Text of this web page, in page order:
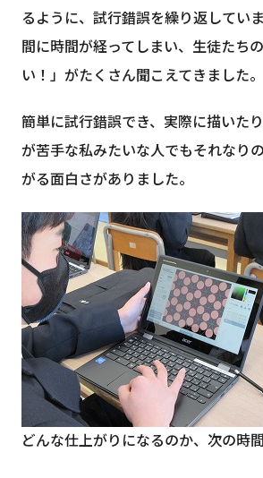
るように、試行錯誤を繰り返してい
間に時間が経ってしまい、生徒たち
い！」がたくさん聞こえてきました。
簡単に試行錯誤でき、実際に描いた
が苦手な私みたいな人でもそれなり
がる面白さがありました。
どんな仕上がりになるのか、次の時間